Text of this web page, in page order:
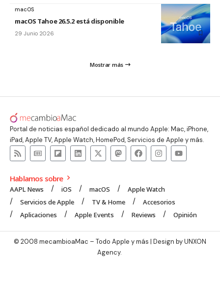
macOS
macOS Tahoe 26.5.2 está disponible
29 Junio 2026
Mostrar más
Portal de noticias español dedicado al mundo Apple: Mac, iPhone,
iPad, Apple TV, Apple Watch, HomePod, Servicios de Apple y más.
Hablamos sobre
AAPL News iOS macOS
Apple Watch
Servicios de Apple
TV & Home
Accesorios
Aplicaciones
Apple Events Reviews Opinión
© 2008 mecambioaMac – Todo Apple y más | Design byUNXON
Agency.